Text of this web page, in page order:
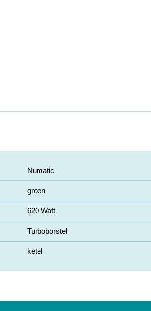
Numatic
groen
620 Watt
Turboborstel
ketel